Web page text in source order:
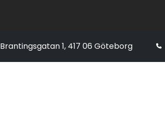
1, 417 06 Göteborg